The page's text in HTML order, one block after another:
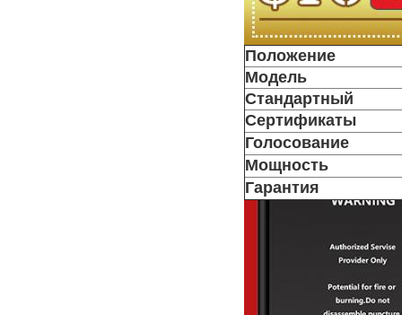
Положение
Модель
Стандартный
Сертификаты
Голосование
Мощность
Гарантия